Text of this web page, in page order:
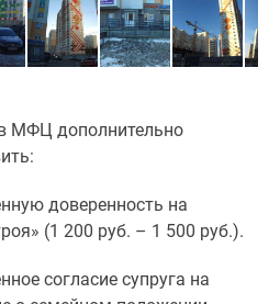
МФЦ дополнительно
доверенность на
(1 200 руб. – 1 500 руб.).
согласие супруга на